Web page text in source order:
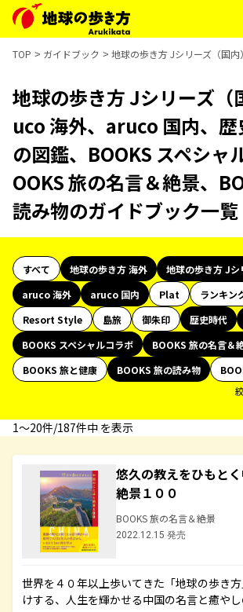
TOP ガイドブック 地球の歩き方 Jシリーズ（国
地球の歩き方 Jシリーズ（
uco 海外、aruco 国内、歴
の図鑑、BOOKS スペシャ
OOKS 旅の名言＆絶景、
読み物のガイドブック一覧
すべて 地球の歩き方 海外
地球の歩き方 Jシ
aruco 海外
aruco 国内 Plat
ランキン
Resort Style
島旅 御朱印 歴史時代
BOOKS スペシャルコラボ
BOOKS 旅の名言＆
BOOKS 旅と健康
BOOKS 旅の読み物
1〜20件/187件中 を表示
悠久の教えをひもと
絶景１００
BOOKS 旅の名言＆絶景
2022.12.15 発売
世界を４０年以上歩いてきた「地球の歩き
けする、人生を輝かせる中国の名言と癒や